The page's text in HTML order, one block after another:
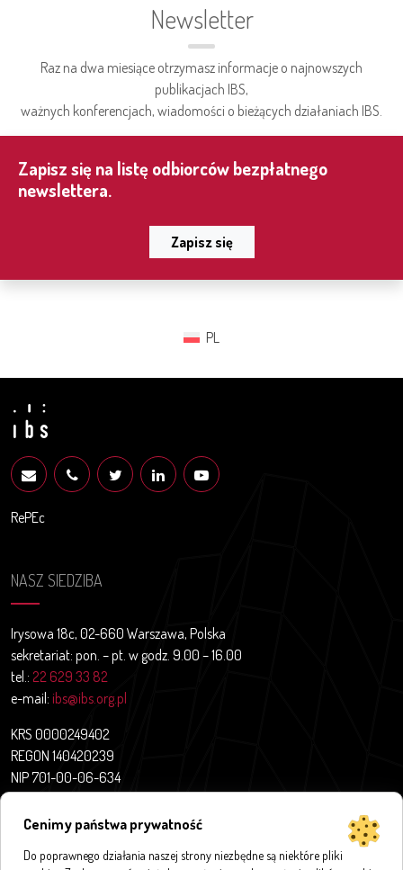
Newsletter
Raz na dwa miesiące otrzymasz informacje o najnowszych
publikacjach IBS,
ważnych konferencjach, wiadomości o bieżących działaniach IBS.
Zapisz się na listę odbiorców bezpłatnego
newslettera.
Zapisz się
Cenimy państwa prywatność
Do poprawnego działania naszej strony niezbędne są niektóre pliki
PL
RePEc
NASZ SIEDZIBA
Irysowa 18c, 02-660 Warszawa, Polska
sekretariat: pon. – pt. w godz. 9.00 – 16.00
tel.: 22 629 33 82
e-mail: ibs@ibs.org.pl
KRS 0000249402
REGON 140420239
NIP 701-00-06-634
O nas
Projekty badawcze